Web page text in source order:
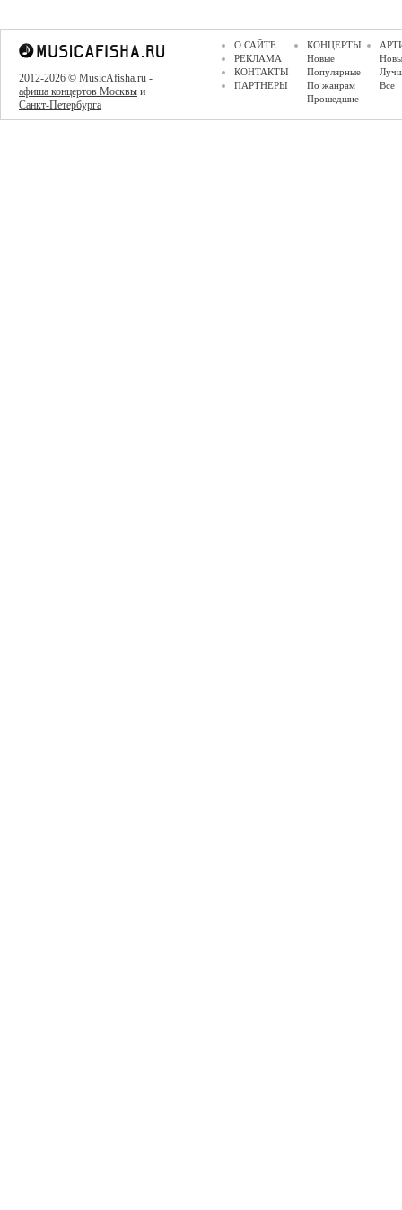
2012-2026 © MusicAfisha.ru -
афиша концертов Москвы и
Санкт-Петербурга
О САЙТЕ
РЕКЛАМА
КОНТАКТЫ
ПАРТНЕРЫ
КОНЦЕРТЫ
Новые
Популярные
По жанрам
Прошедшие
Все